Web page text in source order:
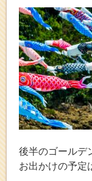
後半のゴールデ
お出かけの予定